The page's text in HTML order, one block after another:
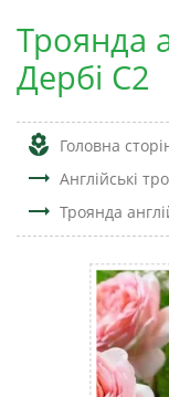
Троянда
Дербі С2
local_florist Головна
trending_flat Англійські
trending_flat Троянда